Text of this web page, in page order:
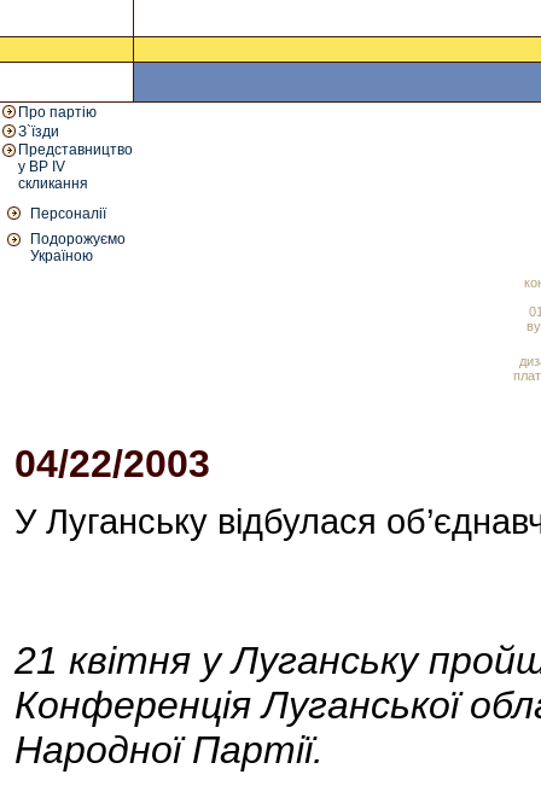
Про партію
З`їзди
Представництво
у ВР IV
скликання
Персоналії
Подорожуємо
Україною
04/22/2003
У Луганську відбулася
21 квітня у Луганську
Конференція Луганської
Народної Партії.